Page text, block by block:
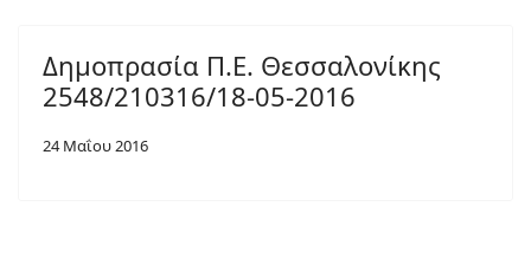
Δημοπρασία Π.Ε. Θεσσαλονίκης
2548/210316/18-05-2016
24 Μαΐου 2016